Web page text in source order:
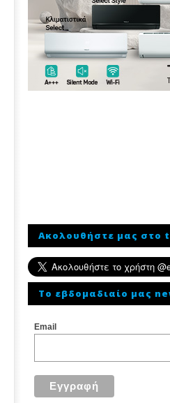
Ακολουθήστε μας στο
To εβδομαδιαίο μας
Email